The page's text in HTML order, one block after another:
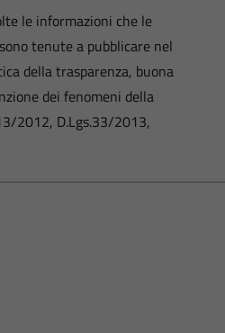
le informazioni che le
tenute a pubblicare nel
della trasparenza, buona
dei fenomeni della
2012, D.Lgs.33/2013,